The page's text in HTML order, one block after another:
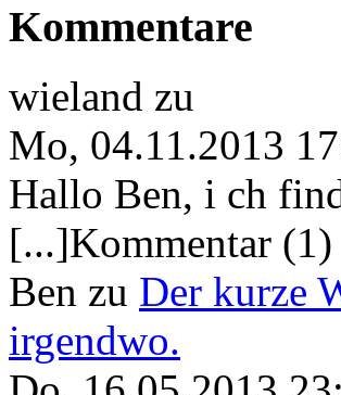
Kommentare
wieland zu
Mo, 04.11.2013
Hallo Ben, i ch
[...]Kommentar (1)
Ben zu Der kurze
irgendwo.